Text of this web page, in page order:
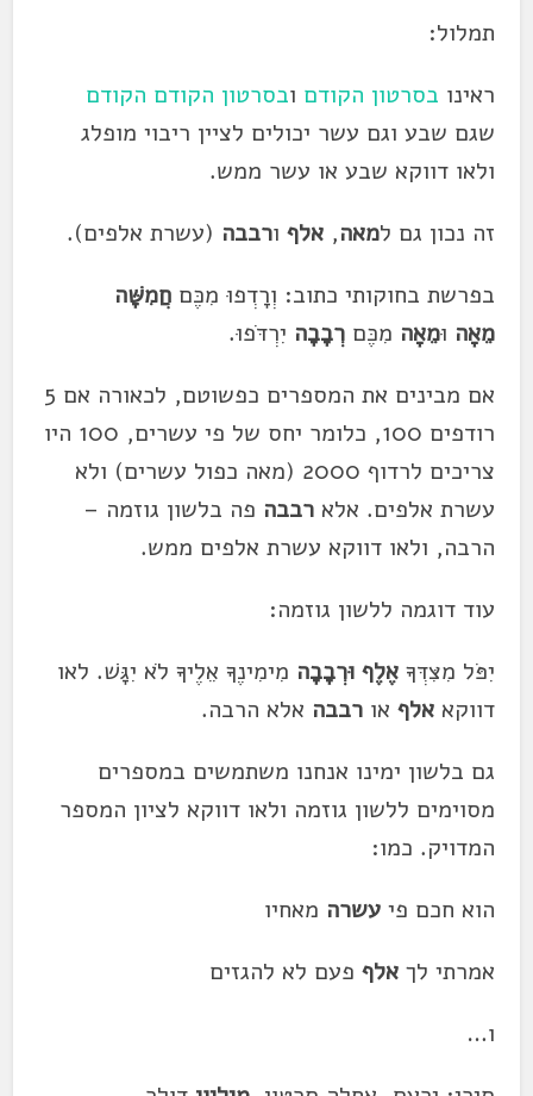
תמלול:
ראינו בסרטון הקודם ובסרטון הקודם הקודם
שגם שבע וגם עשר יכולים לציין ריבוי מופלג
ולאו דווקא שבע או עשר ממש.
זה נכון גם למאה,אלף ורבבה (עשרת אלפים).
בפרשת בחוקותי כתוב: וְרָדְפוּ מִכֶּםחֲמִשָּׁה
מֵאָה וּמֵאָה מִכֶּםרְבָבָה יִרְדֹּפוּ.
אם מבינים את המספרים כפשוטם, לכאורה אם 5
רודפים 100, כלומר יחס של פי עשרים, 100 היו
צריכים לרדוף 2000 (מאה כפול עשרים) ולא
עשרת אלפים. אלארבבה פה בלשון גוזמה –
הרבה, ולאו דווקא עשרת אלפים ממש.
עוד דוגמה ללשון גוזמה:
יִפֹּל מִצִּדְּךָאֶלֶף וּרְבָבָה מִימִינֶךָ אֵלֶיךָ לֹא יִגָּשׁ. לאו
דווקאאלף אורבבה אלא הרבה.
גם בלשון ימינו אנחנו משתמשים במספרים
מסוימים ללשון גוזמה ולאו דווקא לציון המספר
המדויק. כמו:
הוא חכם פיעשרה מאחיו
אמרתי לךאלף פעם לא להגזים
ו…